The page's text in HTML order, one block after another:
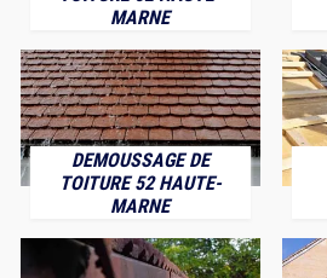
MARNE
DEMOUSSAGE DE
TOITURE 52 HAUTE-
MARNE